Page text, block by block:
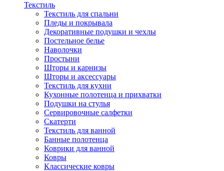
Текстиль
Текстиль для спальни
Пледы и покрывала
Декоративные подушки и чехлы
Постельное белье
Наволочки
Простыни
Шторы и карнизы
Шторы и аксессуары
Текстиль для кухни
Кухонные полотенца и прихватки
Подушки на стулья
Сервировочные салфетки
Скатерти
Текстиль для ванной
Банные полотенца
Коврики для ванной
Ковры
Классические ковры